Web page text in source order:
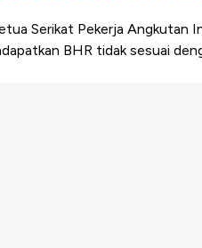
Serikat Pekerja Angkutan
BHR tidak sesuai